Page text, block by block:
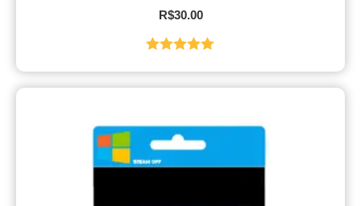
R$30.00
5.00de 5